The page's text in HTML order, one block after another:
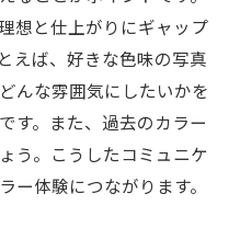
想と仕上がりにギャップ
えば、好きな色味の写真
んな雰囲気にしたいかを
す。また、過去のカラー
う。こうしたコミュニケ
ー体験につながります。